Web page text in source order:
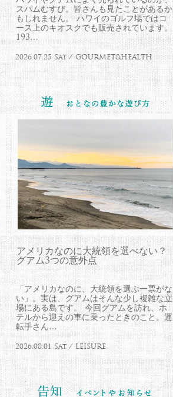
スパムむすび。皆さんも見たことがあるか
もしれません。 ハワイのゴルフ場ではコ
ース上のキオスクでも販売されています。
193…
2026.07.25 Sat / GOURMET&HEALTH
アメリカなのに大統領を選べない？
グアム3つの意外点
「アメリカなのに、大統領を選ぶ一票がな
い」。実は、グアムはそんな少し複雑な立
場にある島です。 今回グアムを訪れ、ホ
テルから迎えの車に乗ったときのこと。運
転手さん…
2026.08.01 Sat / LEISURE